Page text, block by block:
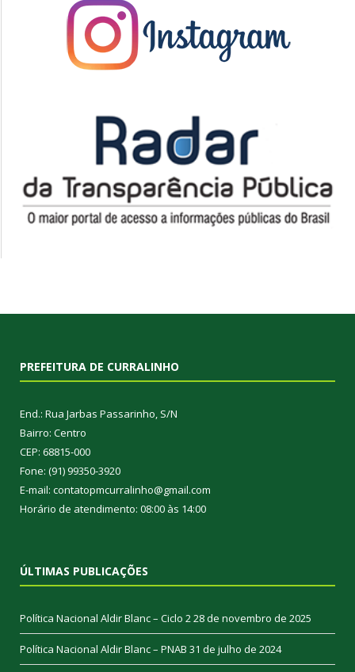
PREFEITURA DE CURRALINHO
End.: Rua Jarbas Passarinho, S/N
Bairro: Centro
CEP: 68815-000
Fone: (91) 99350-3920
E-mail: contatopmcurralinho@gmail.com
Horário de atendimento: 08:00 às 14:00
ÚLTIMAS PUBLICAÇÕES
Política Nacional Aldir Blanc – Ciclo 228 de novembro de 2025
Política Nacional Aldir Blanc – PNAB 31 de julho de 2024